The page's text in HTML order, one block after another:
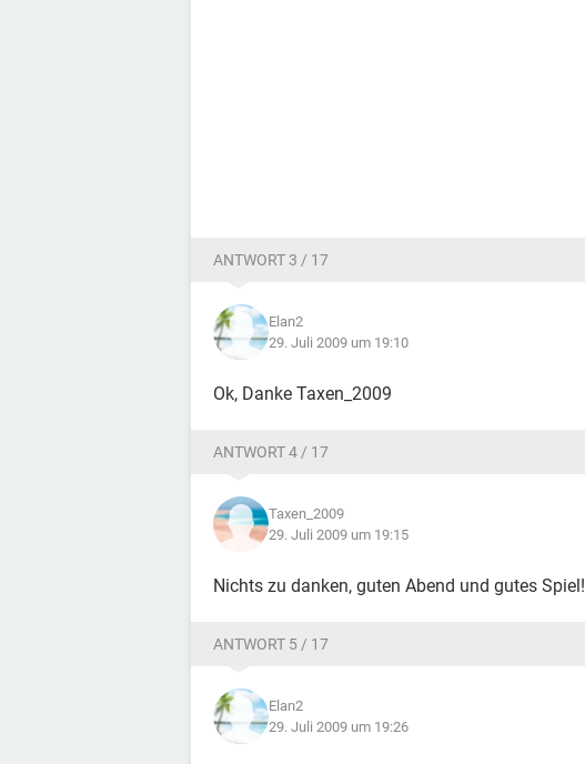
ANTWORT 3 / 17
Elan2
29. Juli 2009 um 19:10
Ok, Danke Taxen_2009
ANTWORT 4 / 17
Taxen_2009
29. Juli 2009 um 19:15
Nichts zu danken, guten Abend und gutes Spiel!
ANTWORT 5 / 17
Elan2
29. Juli 2009 um 19:26